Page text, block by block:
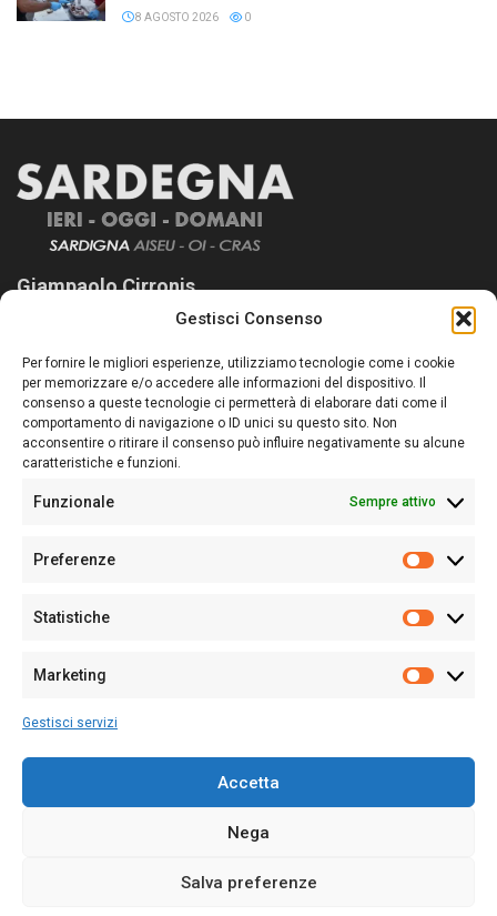
Gestisci Consenso
Per fornire le migliori esperienze, utilizziamo tecnologie come i cookie
per memorizzare e/o accedere alle informazioni del dispositivo. Il
consenso a queste tecnologie ci permetterà di elaborare dati come il
comportamento di navigazione o ID unici su questo sito. Non
acconsentire o ritirare il consenso può influire negativamente su alcune
caratteristiche e funzioni.
Funzionale Sempre attivo
Preferenze
Statistiche
Marketing
Gestisci servizi
Accetta
Nega
Salva preferenze
8 AGOSTO 2026 0
Giampaolo Cirronis
Sardegna Ieri-Oggi-Domani nasce per informare “liberamente” i
lettori su quanto accade in Sardegna, con un occhio rivolto al
nostro passato e, soprattutto, al nostro futuro
Follow Us
Sede:Via Cristoforo Colombo 09013 Carbonia
Partita IVA02270380922
128/2020 del 10/02/2020
Per la Pubblicità:
Sardegna Ieri-Oggi-Domani- Tutti i diritti sono riservati -